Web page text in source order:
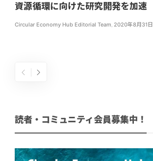
資源循環に向けた研究開発を加速
Circular Economy Hub Editorial Team 2020年8月31日
読者・コミュニティ会員募集中！